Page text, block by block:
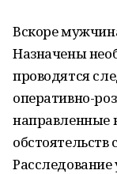
Вскоре
Назначены
проводятся
оперативно-
направленные
обстоятельств